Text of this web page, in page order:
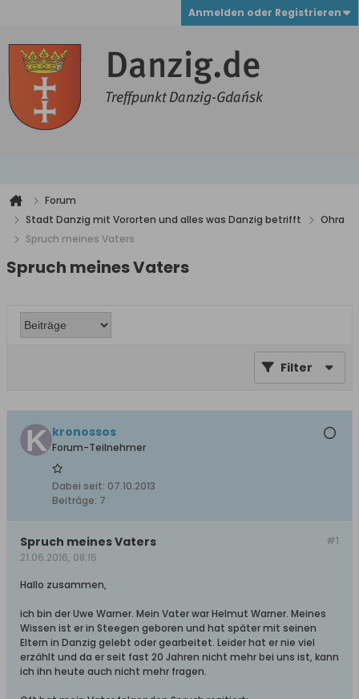
Anmelden oder Registrieren
Forum
Stadt Danzig mit Vororten und alles was Danzig betrifft
Ohra
Spruch meines Vaters
Spruch meines Vaters
Filter
kronossos
Forum-Teilnehmer
Dabei seit: 07.10.2013
Beiträge: 7
#1
Spruch meines Vaters
21.06.2016, 08:15
Hallo zusammen,
ich bin der Uwe Warner. Mein Vater war Helmut Warner. Meines
Wissen ist er in Steegen geboren und hat später mit seinen
Eltern in Danzig gelebt oder gearbeitet. Leider hat er nie viel
erzählt und da er seit fast 20 Jahren nicht mehr bei uns ist, kann
ich ihn heute auch nicht mehr fragen.